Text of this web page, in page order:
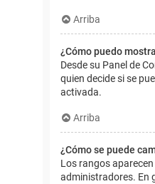
Arriba
¿Cómo puedo
Desde su Panel de
quien decide si se
activada.
Arriba
¿Cómo se puede
Los rangos
administradores. En